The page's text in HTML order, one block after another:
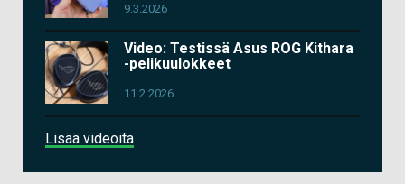
9.3.2026
Video: Testissä Asus ROG Kithara
-pelikuulokkeet
11.2.2026
Lisää videoita